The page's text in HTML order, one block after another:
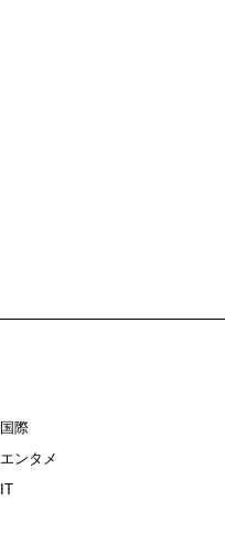
国際
エンタメ
IT